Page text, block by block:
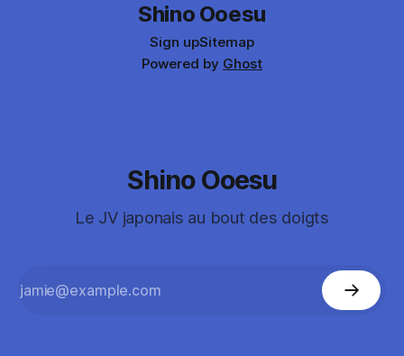
Shino Ooesu
Sign upSitemap
Powered by Ghost
Shino Ooesu
Le JV japonais au bout des doigts